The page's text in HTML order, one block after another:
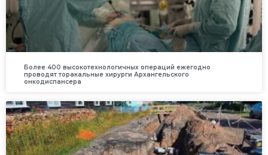
Более 400 высокотехнологичных операций ежегодно
проводят торакальные хирурги Архангельского
онкодиспансера